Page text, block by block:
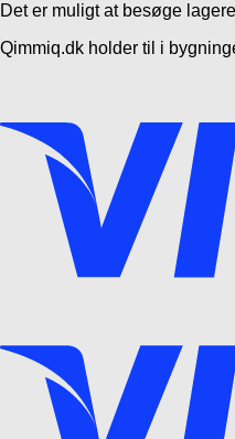
Det er muligt at besøge
Qimmiq.dk holder til i